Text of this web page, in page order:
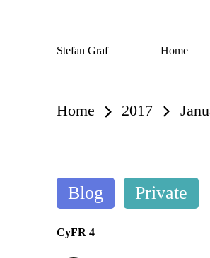
Stefan Graf Home
Home 2017
Posted
in
Blog Private
CyFR 4